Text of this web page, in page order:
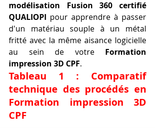
modélisation Fusion 360 certifié
QUALIOPI pour apprendre à passer
d'un matériau souple à un métal
fritté avec la même aisance logicielle
au sein de votre Formation
impression 3D CPF.
Tableau 1 : Comparatif
technique des procédés en
Formation impression 3D
CPF